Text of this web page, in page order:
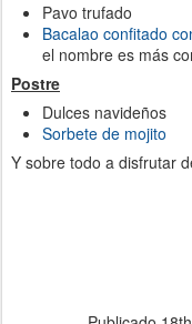
Pavo trufado
Bacalao confitado
el nombre es más
Postre
Dulces navideños
Sorbete de mojito
Y sobre todo a disfrutar